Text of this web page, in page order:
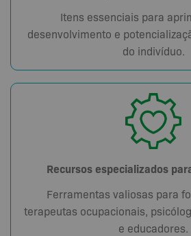
Itens essenciais para
desenvolvimento e
do indivíduo.
Recursos especializados
Ferramentas valiosas para
terapeutas ocupacionais,
e educadores.